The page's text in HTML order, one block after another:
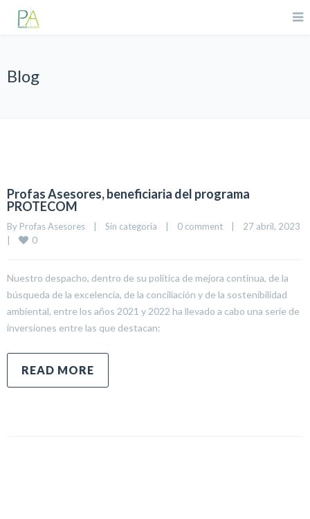
Blog
Profas Asesores, beneficiaria del programa
PROTECOM
By Profas Asesores Sin categoría 0 comment
0
Nuestro despacho, dentro de su política de mejora continua, de la
búsqueda de la excelencia, de la conciliación y de la sostenibilidad
ambiental, entre los años 2021 y 2022 ha llevado a cabo una serie de
inversiones entre las que destacan:
READ MORE